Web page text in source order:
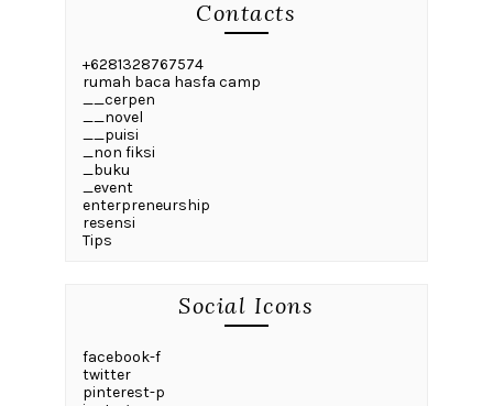
Contacts
+6281328767574
rumah baca hasfa camp
__cerpen
__novel
__puisi
_non fiksi
_buku
_event
enterpreneurship
resensi
Tips
Social Icons
facebook-f
twitter
pinterest-p